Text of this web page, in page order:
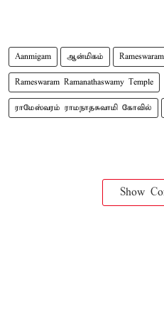
Aanmigam ஆன்மிகம் Rameswaram
Rameswaram Ramanathaswamy Temple
ராமேஸ்வரம் ராமநாதசுவாமி கோவில்
Show